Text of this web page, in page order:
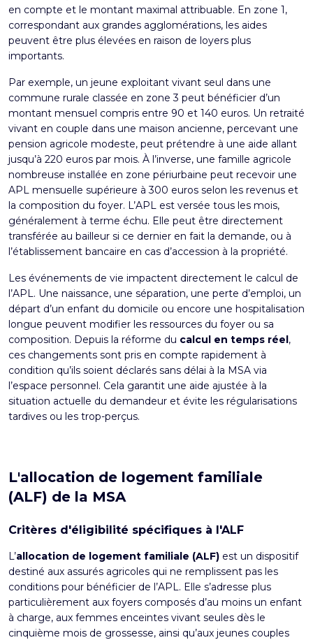
en compte et le montant maximal attribuable. En zone 1,
correspondant aux grandes agglomérations, les aides
peuvent être plus élevées en raison de loyers plus
importants.
Par exemple, un jeune exploitant vivant seul dans une
commune rurale classée en zone 3 peut bénéficier d’un
montant mensuel compris entre 90 et 140 euros. Un retraité
vivant en couple dans une maison ancienne, percevant une
pension agricole modeste, peut prétendre à une aide allant
jusqu’à 220 euros par mois. À l’inverse, une famille agricole
nombreuse installée en zone périurbaine peut recevoir une
APL mensuelle supérieure à 300 euros selon les revenus et
la composition du foyer. L’APL est versée tous les mois,
généralement à terme échu. Elle peut être directement
transférée au bailleur si ce dernier en fait la demande, ou à
l’établissement bancaire en cas d’accession à la propriété.
Les événements de vie impactent directement le calcul de
l’APL. Une naissance, une séparation, une perte d’emploi, un
départ d’un enfant du domicile ou encore une hospitalisation
longue peuvent modifier les ressources du foyer ou sa
composition. Depuis la réforme du calcul en temps réel,
ces changements sont pris en compte rapidement à
condition qu’ils soient déclarés sans délai à la MSA via
l’espace personnel. Cela garantit une aide ajustée à la
situation actuelle du demandeur et évite les régularisations
tardives ou les trop-perçus.
L'allocation de logement familiale
(ALF) de la MSA
Critères d'éligibilité spécifiques à l'ALF
L’allocation de logement familiale (ALF) est un dispositif
destiné aux assurés agricoles qui ne remplissent pas les
conditions pour bénéficier de l’APL. Elle s’adresse plus
particulièrement aux foyers composés d’au moins un enfant
à charge, aux femmes enceintes vivant seules dès le
cinquième mois de grossesse, ainsi qu’aux jeunes couples